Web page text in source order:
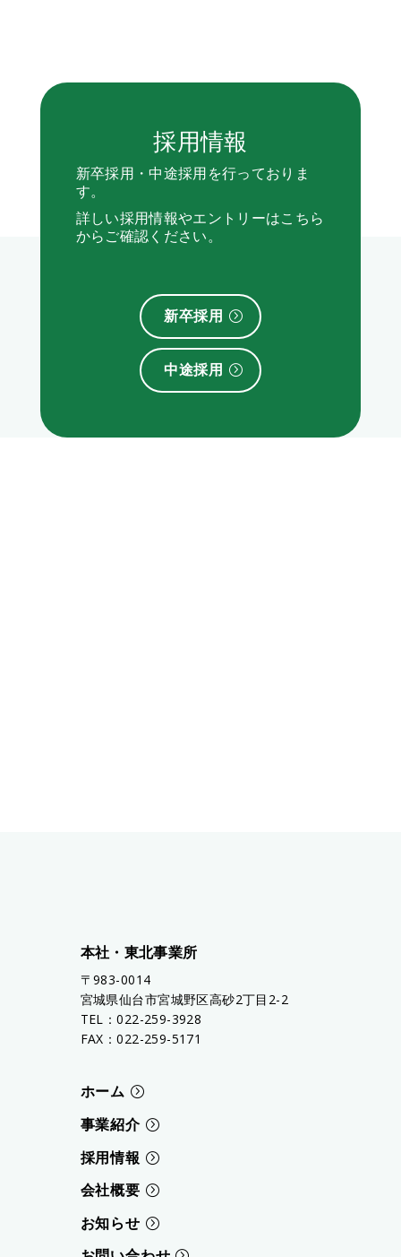
採用情報
新卒採用・中途採用を行っておりま
す。
詳しい採用情報やエントリーはこちら
からご確認ください。
新卒採用
中途採用
本社・東北事業所
〒983-0014
宮城県仙台市宮城野区高砂2丁目2-2
TEL：022-259-3928
FAX：022-259-5171
ホーム
事業紹介
採用情報
会社概要
お知らせ